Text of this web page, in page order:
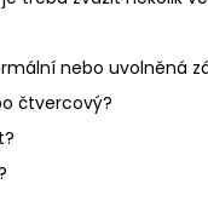
nebo uvolněná
čtvercový?